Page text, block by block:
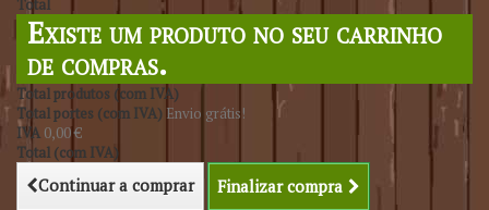
Total
Existe um produto no seu carrinho
de compras.
Total produtos (com IVA)
Total portes (com IVA) Envio grátis!
IVA 0,00 €
Total (com IVA)
Continuar a comprar Finalizar compra